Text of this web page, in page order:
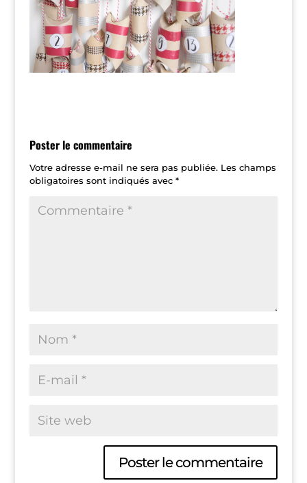
Poster le commentaire
Votre adresse e-mail ne sera pas publiée. Les champs
obligatoires sont indiqués avec *